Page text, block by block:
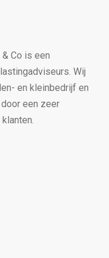
Co is een
Wij
en kleinbedrijf en
een zeer